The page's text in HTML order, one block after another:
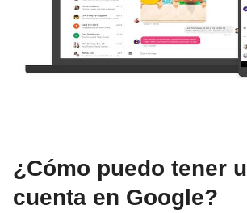
¿Cómo puedo tener
cuenta en Google?